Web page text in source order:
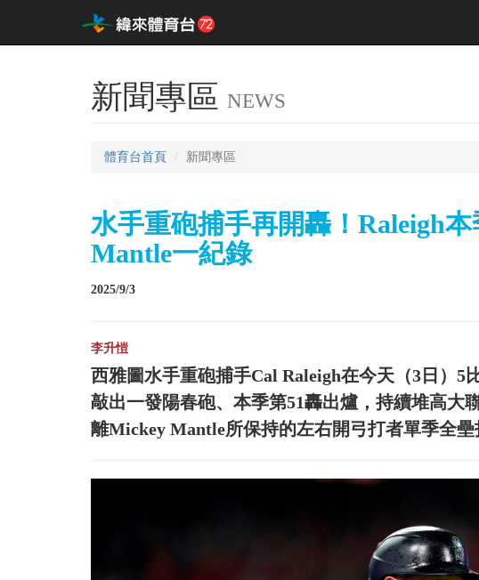
新聞專區 NEWS
體育台首頁 新聞專區
水手重砲捕手再開轟！Raleigh
Mantle一紀錄
2025/9/3
李升愷
西雅圖水手重砲捕手Cal Raleigh在今天（3日）5
敲出一發陽春砲、本季第51轟出爐，持續堆高大
離Mickey Mantle所保持的左右開弓打者單季全壘